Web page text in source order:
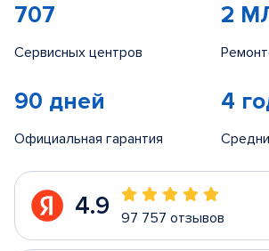
707
Сервисных центров
2
90 дней
Официальная гарантия
4
4.9 97 757 отзывов